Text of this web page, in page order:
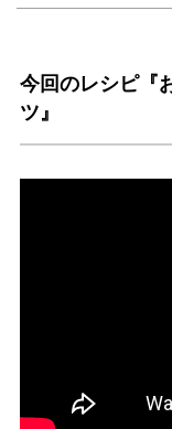
今回のレシピ『
ツ』